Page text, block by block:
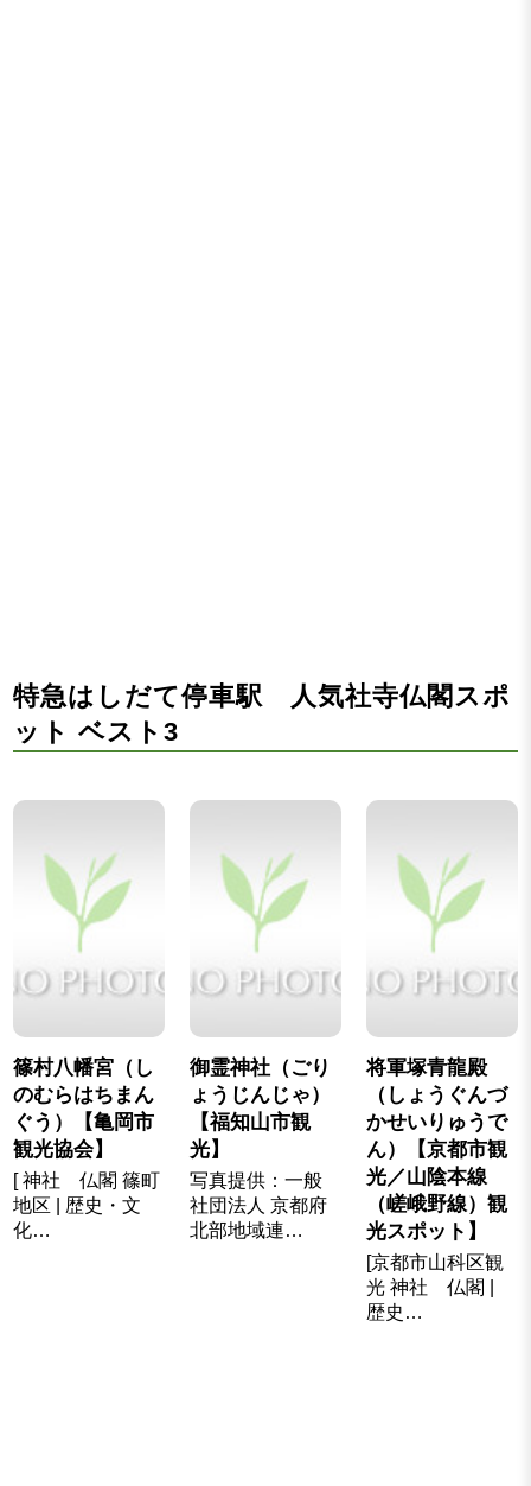
特急はしだて停車駅 人気社寺仏閣スポ
ット ベスト3
篠村八幡宮（し
のむらはちまん
ぐう）【亀岡市
観光協会】
[ 神社 仏閣 篠町
地区 | 歴史・文
化…
御霊神社（ごり
ょうじんじゃ）
【福知山市観
光】
写真提供：一般
社団法人 京都府
北部地域連…
将軍塚青龍殿
（しょうぐんづ
かせいりゅうで
ん）【京都市観
光／山陰本線
（嵯峨野線）観
光スポット】
[京都市山科区観
光 神社 仏閣 |
歴史…